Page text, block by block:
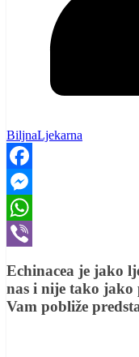
BiljnaLjekarna
Facebook
Messenger
WhatsApp
Echinacea je jako
nas i nije tako jako
Vam pobliže